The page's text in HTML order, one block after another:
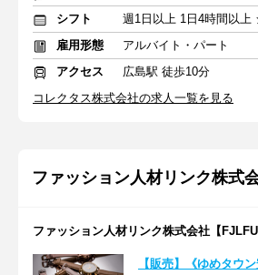
シフト
雇用形態
アルバイト・パート
アクセス
広島駅 徒歩10分
コレクタス株式会社の求人一覧を見る
ファッション人材リンク株式
ファッション人材リンク株式会社【
【販売】《ゆめタウ